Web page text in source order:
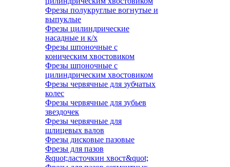
Фрезы полукруглые вогнутые и
выпуклые
Фрезы цилиндрические
насадные и к/х
Фрезы шпоночные с
коническим хвостовиком
Фрезы шпоночные с
цилиндрическим хвостовиком
Фрезы червячные для зубчатых
колес
Фрезы червячные для зубьев
звездочек
Фрезы червячные для
шлицевых валов
Фрезы дисковые пазовые
Фрезы для пазов
&quot;ласточкин хвост&quot;